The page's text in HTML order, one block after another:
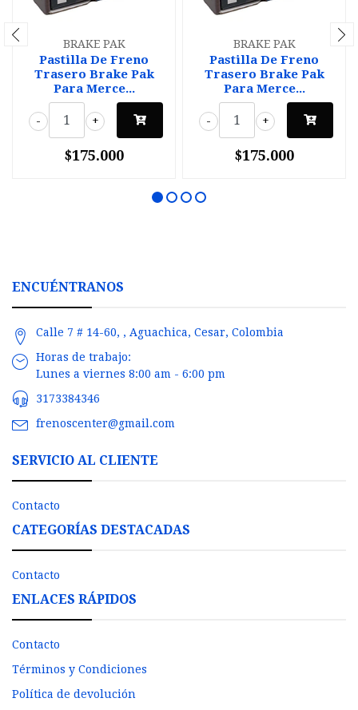
BRAKE PAK
Pastilla De Freno
Trasero Brake Pak
Para Merce...
+
-
$175.000
BRAKE PAK
Pastilla De Freno
Trasero Brake Pak
Para Merce...
+
-
$175.000
ENCUÉNTRANOS
Calle 7 # 14-60, , Aguachica, Cesar, Colombia
Horas de trabajo:
Lunes a viernes 8:00 am - 6:00 pm
3173384346
frenoscenter@gmail.com
SERVICIO AL CLIENTE
Contacto
CATEGORÍAS DESTACADAS
Contacto
ENLACES RÁPIDOS
Contacto
Términos y Condiciones
Política de devolución